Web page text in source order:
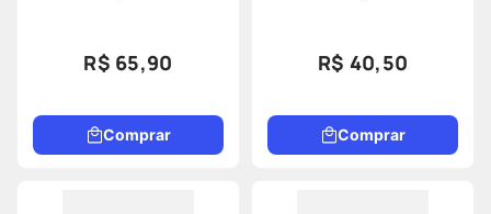
R$ 65,90
Comprar
R$ 40,50
Comprar